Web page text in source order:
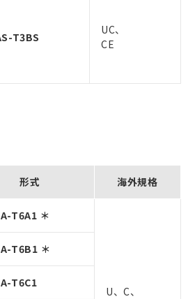
T3BS
UC、
CE
形式 海外規格
T6A1 ＊
U、C、
T6B1 ＊
T6C1